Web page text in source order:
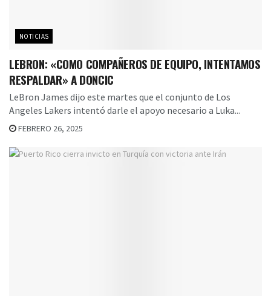
NOTICIAS
LEBRON: «COMO COMPAÑEROS DE EQUIPO, INTENTAMOS
RESPALDAR» A DONCIC
LeBron James dijo este martes que el conjunto de Los
Angeles Lakers intentó darle el apoyo necesario a Luka...
FEBRERO 26, 2025